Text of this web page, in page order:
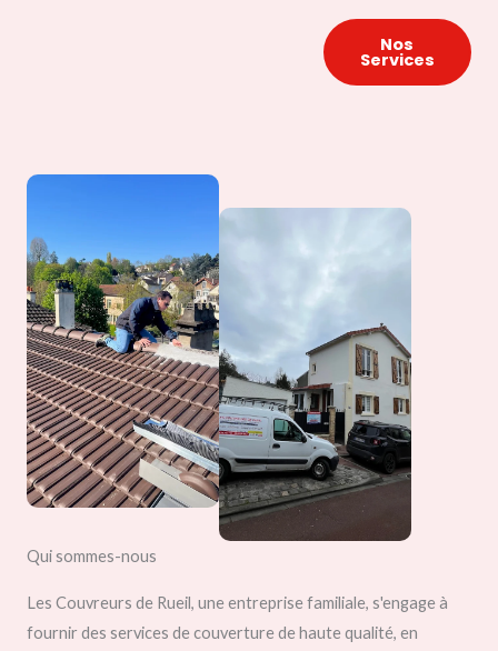
Nos
Services
Qui sommes-nous
Les Couvreurs de Rueil, une entreprise familiale, s'engage à
fournir des services de couverture de haute qualité, en